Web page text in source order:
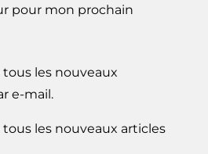
pour mon prochain
les nouveaux
e-mail.
les nouveaux articles